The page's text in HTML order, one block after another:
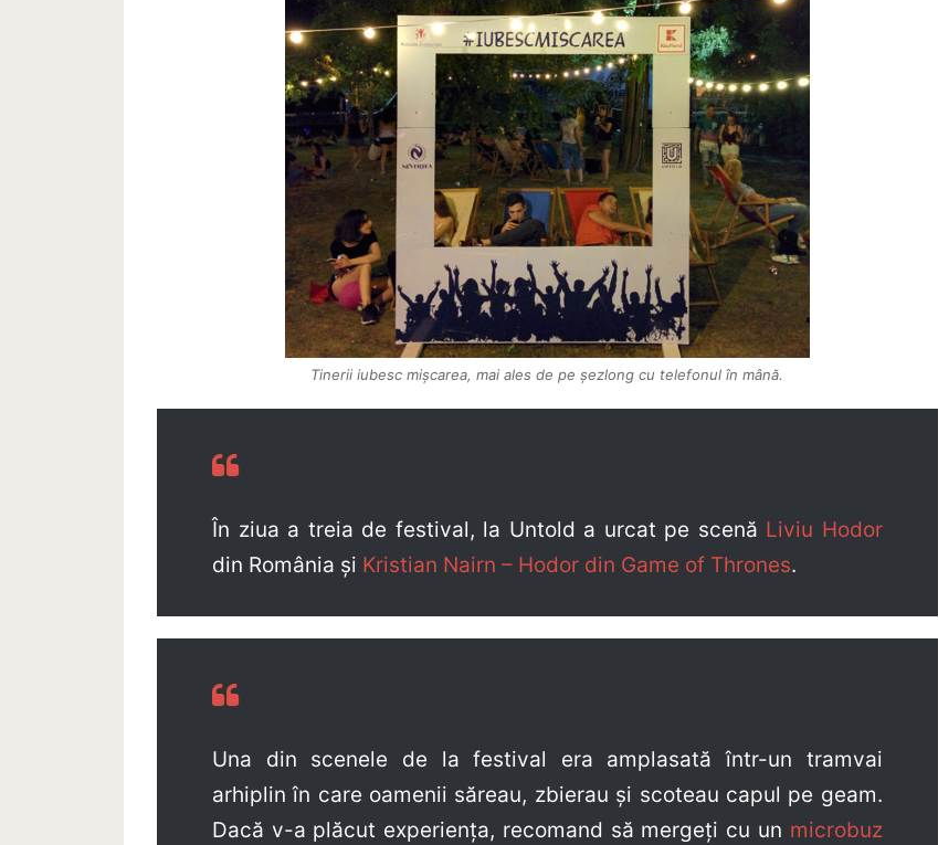
Tinerii iubesc mișcarea, mai ales de pe șezlong cu telefonul în mână.
În ziua a treia de festival, la Untold a urcat pe scenă Liviu Hodor
din România și Kristian Nairn – Hodor din Game of Thrones.
Una din scenele de la festival era amplasată într-un tramvai
arhiplin în care oamenii săreau, zbierau și scoteau capul pe geam.
Dacă v-a plăcut experiența, recomand să mergeți cu un microbuz